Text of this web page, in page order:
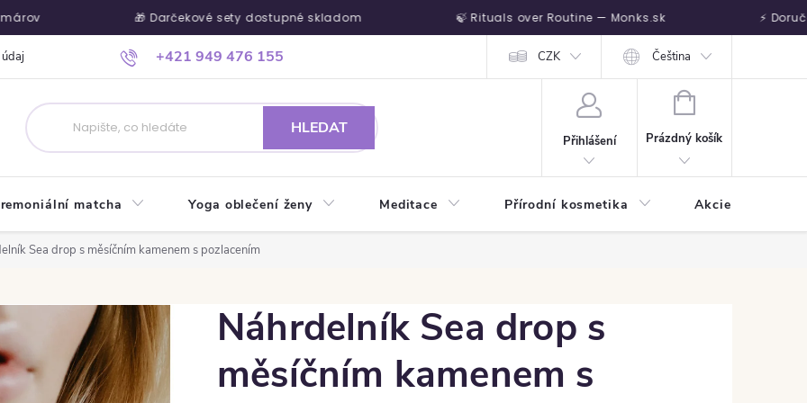
🎁 Darčekové sety dostupné skladom 🍃 Rituals over Routine — Monks.sk ⚡
+421 949 476 155
Ako nakupovať Kontakty Blog CZK Čeština
HLEDAT
Přihlášení
NÁKUPNÍ KOŠÍK
Prázdný košík
matcha Yoga oblečení ženy Meditace Přírodní kosmetika Akcie
Sea drop s měsíčním kamenem s pozlacením
Náhrdelník Sea drop s
měsíčním kamenem s